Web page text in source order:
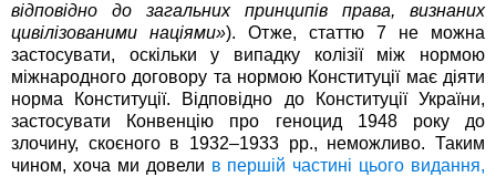
відповідно до загальних принципів права, визнаних
цивілізованими націями»). Отже, статтю 7 не можна
застосувати, оскільки у випадку колізії між нормою
міжнародного договору та нормою Конституції має діяти
норма Конституції. Відповідно до Конституції України,
застосувати Конвенцію про геноцид 1948 року до
злочину, скоєного в 1932–1933 рр., неможливо. Таким
чином, хоча ми довели в першій частині цього видання,